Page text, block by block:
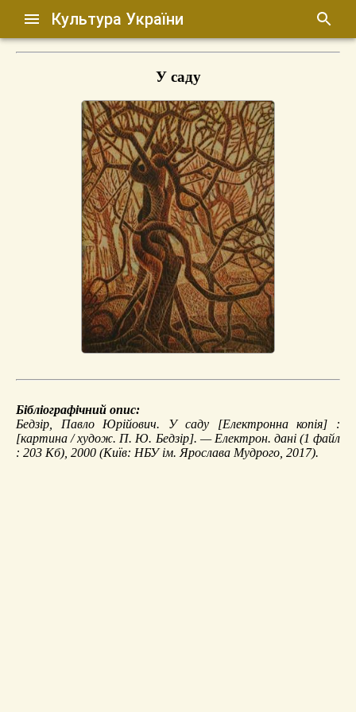
Культура України
У саду
Бібліографічний опис:
Бедзір, Павло Юрійович. У саду [Електронна копія] :
[картина / худож. П. Ю. Бедзір]. — Електрон. дані (1 файл
: 203 Кб), 2000 (Київ: НБУ ім. Ярослава Мудрого, 2017).